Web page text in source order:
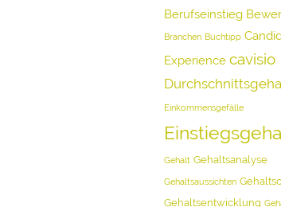
Berufseinstieg
Branchen Buchtipp
Experience cavisio
Einkommensgefälle
Gehalt Gehaltsanalyse
Gehaltsaussichten
Gehaltsentwicklung